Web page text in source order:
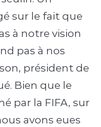
sur le fait que
à notre vision
pas à nos
président de
Bien que le
par la FIFA, sur
avons eues